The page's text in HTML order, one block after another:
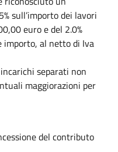
sull’importo dei lavori
euro e del 2.0%
importo, al netto di Iva
separati non
maggiorazioni per
del contributo